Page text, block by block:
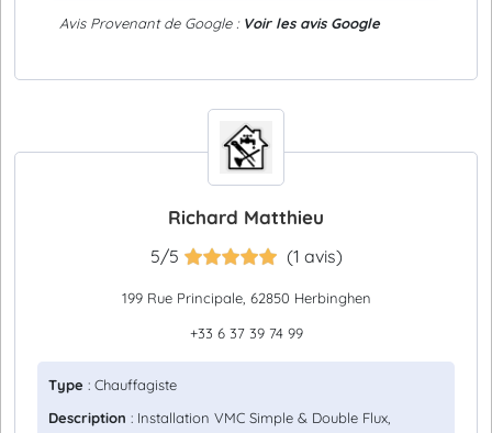
Avis Provenant de Google : Voir les avis Google
Richard Matthieu
5/5 (1 avis)
199 Rue Principale, 62850 Herbinghen
+33 6 37 39 74 99
Type : Chauffagiste
Description : Installation VMC Simple & Double Flux,